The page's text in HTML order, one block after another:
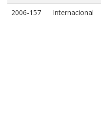
2006-157 Internacional